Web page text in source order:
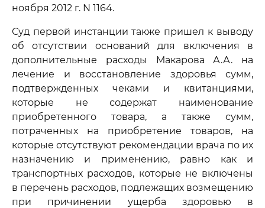
ноября 2012 г. N 1164.
Суд первой инстанции также пришел к выводу
об отсутствии оснований для включения в
дополнительные расходы Макарова А.А. на
лечение и восстановление здоровья сумм,
подтвержденных чеками и квитанциями,
которые не содержат наименование
приобретенного товара, а также сумм,
потраченных на приобретение товаров, на
которые отсутствуют рекомендации врача по их
назначению и применению, равно как и
транспортных расходов, которые не включены
в перечень расходов, подлежащих возмещению
при причинении ущерба здоровью в